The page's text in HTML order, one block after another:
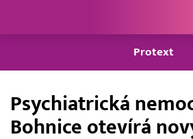
Protext
Psychiatrická
Bohnice otevírá